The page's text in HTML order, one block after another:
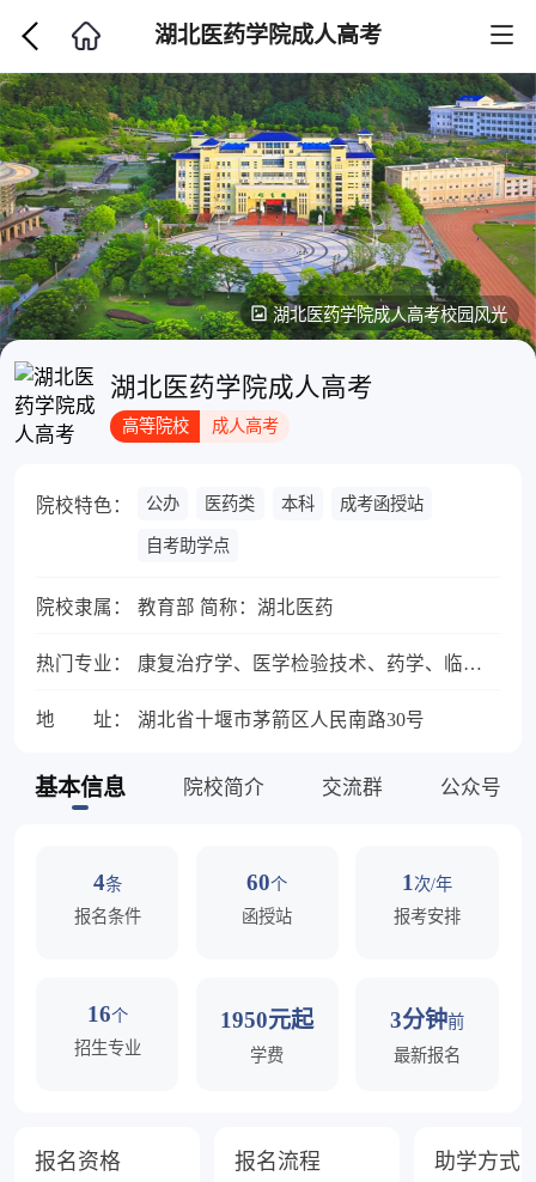
湖北医药学院成人高考
湖北医药学院成人高考校园风光
湖北医药学院成人高考
高等院校 成人高考
院校特色： 公办 医药类 本科 成考函授站
自考助学点
院校隶属： 教育部 简称：湖北医药
热门专业： 康复治疗学、医学检验技术、药学、临床医学
地 址： 湖北省十堰市茅箭区人民南路30号
基本信息 院校简介 交流群 公众号
4条
报名条件
60个
函授站
1 次/年
报考安排
16个
招生专业
1950元起
学费
3分钟前
最新报名
报名资格 报名流程 助学方式